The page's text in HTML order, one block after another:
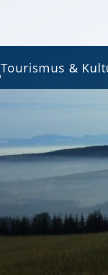
Tourismus &